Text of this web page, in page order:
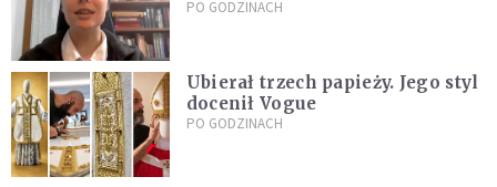
PO GODZINACH
Ubierał trzech papieży. Jego styl
docenił Vogue
PO GODZINACH